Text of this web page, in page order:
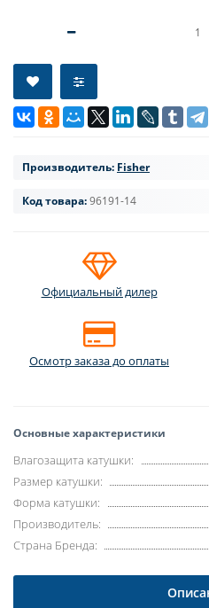
Производитель: Fisher
Код товара:96191-14
Официальный дилер
Осмотр заказа до оплаты
Основные характеристики
Влагозащита катушки:
Размер катушки:
Форма катушки:
Производитель:
Страна Бренда: